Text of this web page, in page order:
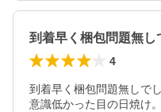
4
到着早く梱包問題無しでし
意識低かった目の日焼け